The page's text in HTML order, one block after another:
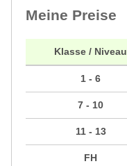
Meine Preise
Klasse / Niveau
1 - 6
7 - 10
11 - 13
FH